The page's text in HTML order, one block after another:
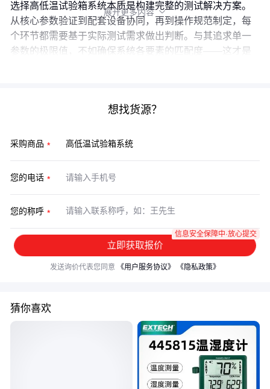
选择高低温试验箱系统本质是构建完整的测试解决方案。
从核心参数验证到配套设备协同，再到操作规范制定，每
个环节都需要基于实际测试需求做出判断。与其追求单一
参数的极限值，不如确保系统各要素的匹配度——这才是
展开更多内容 
想找货源？
采购商品
您的电话
您的称呼
立即获取报价
信息安全保障中·放心提交
发送询价代表您同意 《用户服务协议》 《隐私政策》
猜你喜欢